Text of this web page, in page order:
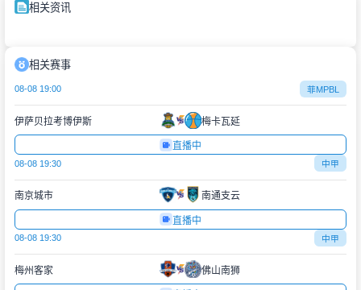
相关资讯
相关赛事
08-08 19:00 菲MPBL
伊萨贝拉考博伊斯 梅卡瓦延
直播中
08-08 19:30 中甲
南京城市 南通支云
直播中
08-08 19:30 中甲
梅州客家 佛山南狮